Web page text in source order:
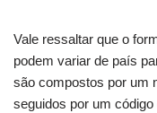
Vale ressaltar que o
podem variar de país
são compostos por um
seguidos por um código